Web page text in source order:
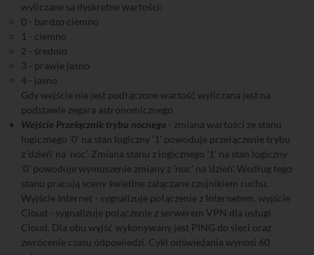
wyliczane są dyskretne wartości:
0 - bardzo ciemno
1 - ciemno
2 - średnio
3 - prawie jasno
4 - jasno
Gdy wejście nie jest podłączone wartość wyliczana jest na
podstawie zegara astronomicznego
Wejście Przełącznik trybu nocnego - zmiana wartości ze stanu
logicznego '0' na stan logiczny '1' powoduje przełączenie trybu
z 'dzień' na 'noc'. Zmiana stanu z logicznego '1' na stan logiczny
'0' powoduje wymuszenie zmiany z 'noc' na 'dzień'. Według tego
stanu pracują sceny świetlne załączane czujnikiem ruchu.
Wyjście Internet - sygnalizuje połączenie z Internetem, wyjście
Cloud - sygnalizuje połączenie z serwerem VPN dla usługi
Cloud. Dla obu wyjść wykonywany jest PING do sieci oraz
zwrócenie czasu odpowiedzi. Cykl odświeżania wynosi 60